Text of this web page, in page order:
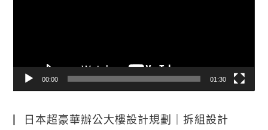
00:00 01:30
日本超豪華辦公大樓設計規劃｜拆組設計